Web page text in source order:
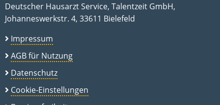
Deutscher Hausarzt Service, Talentzeit GmbH,
Johanneswerkstr. 4, 33611 Bielefeld
Impressum
AGB für Nutzung
Datenschutz
Cookie-Einstellungen